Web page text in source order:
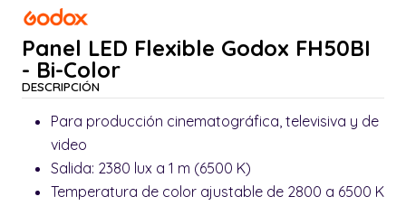
Panel LED Flexible Godox FH50BI
- Bi-Color
DESCRIPCIÓN
Para producción cinematográfica, televisiva y de
video
Salida: 2380 lux a 1 m (6500 K)
Temperatura de color ajustable de 2800 a 6500 K